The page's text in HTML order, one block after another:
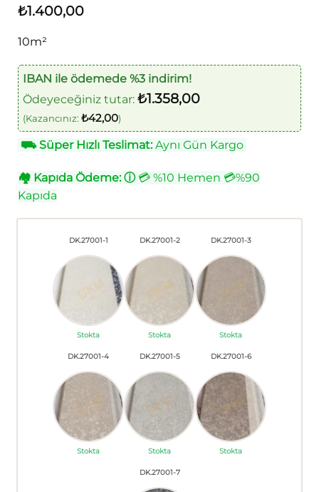
₺1.400,00
10m²
IBAN ile ödemede %3 indirim!
Ödeyeceğiniz tutar: ₺1.358,00
(Kazancınız: ₺42,00)
⛟Süper Hızlı Teslimat:Aynı Gün Kargo
🏘 Kapıda Ödeme: ⓘ💳 %10 Hemen 💳%90
Kapıda
DK.27001-1
Stokta
DK.27001-2
Stokta
DK.27001-3
Stokta
DK.27001-4
Stokta
DK.27001-5
Stokta
DK.27001-6
Stokta
DK.27001-7